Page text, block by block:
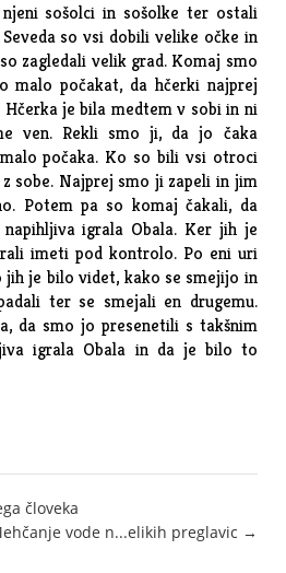
sošolci in sošolke ter ostali
so vsi dobili velike očke in
zagledali velik grad. Komaj smo
malo počakat, da hčerki najprej
Hčerka je bila medtem v sobi in ni
ven. Rekli smo ji, da jo čaka
počaka. Ko so bili vsi otroci
sobe. Najprej smo ji zapeli in jim
Potem pa so komaj čakali, da
igrala Obala. Ker jih je
imeti pod kontrolo. Po eni uri
jih je bilo videt, kako se smejijo in
ter se smejali en drugemu.
da smo jo presenetili s takšnim
igrala Obala in da je bilo to
človeka
vode n...elikih preglavic →